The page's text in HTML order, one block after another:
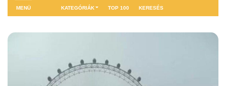
MENÜ KATEGÓRIÁK TOP 100 KERESÉS